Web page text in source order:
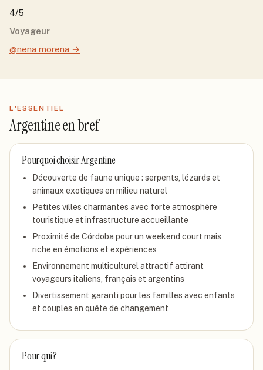
4/5
Voyageur
@nena morena →
L'ESSENTIEL
Argentineen bref
Pourquoi choisirArgentine
Découverte de faune unique : serpents, lézards et
animaux exotiques en milieu naturel
Petites villes charmantes avec forte atmosphère
touristique et infrastructure accueillante
Proximité de Córdoba pour un weekend court mais
riche en émotions et expériences
Environnement multiculturel attractif attirant
voyageurs italiens, français et argentins
Divertissement garanti pour les familles avec enfants
et couples en quête de changement
Pour qui ?